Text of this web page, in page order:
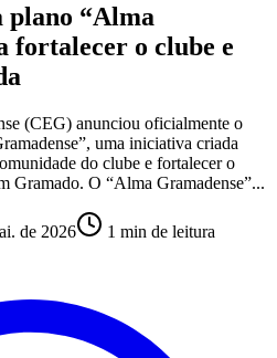
plano “Alma
fortalecer o clube e
(CEG) anunciou oficialmente o
uma iniciativa criada
do clube e fortalecer o
Gramado. O “Alma Gramadense”...
de 2026 1 min de leitura